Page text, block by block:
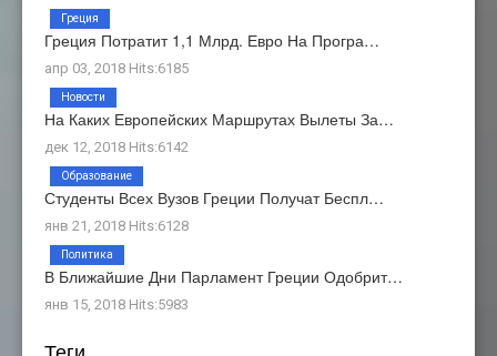
Греция Потратит 1,1 Млрд. Евро На Програ…
апр 03, 2018 Hits:6185
Греция
На Каких Европейских Маршрутах Вылеты За…
дек 12, 2018 Hits:6142
Новости
Студенты Всех Вузов Греции Получат Беспл…
янв 21, 2018 Hits:6128
Образование
В Ближайшие Дни Парламент Греции Одобрит…
янв 15, 2018 Hits:5983
Политика